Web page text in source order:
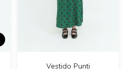
Vestido Punti